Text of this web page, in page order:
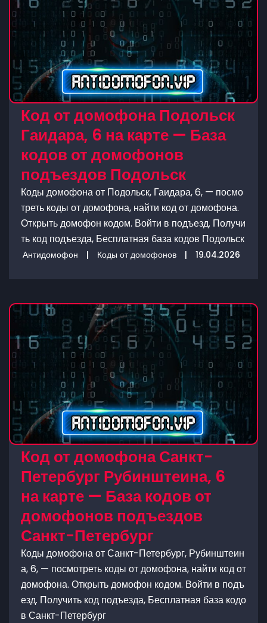
Код от домофона Подольск
Гаидара, 6 на карте — База
кодов от домофонов
подъездов Подольск
Коды домофона от Подольск, Гаидара, 6, — посмо
треть коды от домофона, найти код от домофона.
Открыть домофон кодом. Войти в подъезд. Получи
ть код подъезда, Бесплатная база кодов Подольск
Антидомофон | Коды от домофонов | 19.04.2026
Код от домофона Санкт-
Петербург Рубинштеина, 6
на карте — База кодов от
домофонов подъездов
Санкт-Петербург
Коды домофона от Санкт-Петербург, Рубинштеин
а, 6, — посмотреть коды от домофона, найти код от
домофона. Открыть домофон кодом. Войти в подъ
езд. Получить код подъезда, Бесплатная база кодо
в Санкт-Петербург